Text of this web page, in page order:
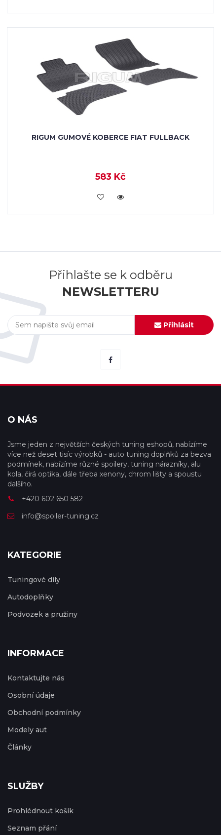
RIGUM GUMOVÉ KOBERCE FIAT FULLBACK
583 Kč
KOUPIT
Přihlašte se k odběru
NEWSLETTERU
Přihlásit
O NÁS
Jsme jeden z největších českých tuning eshopů, nabízíme
více než deset tisíc výrobků - auto tuning doplňků za bezva
podmínek, nabízíme různé spoilery, tuning nárazníky, alu
kola, čirá optika, dále třeba xenony, chrom lišty a spoustu
dalšího.
+420 602 650 582
info@spoiler-tuning.cz
KATEGORIE
Tuningové díly
Autodoplňky
Podvozek a pružiny
INFORMACE
Kontaktujte nás
Osobní údaje
Obchodní podmínky
Modely aut
Články
SLUŽBY
Prohlédnout košík
Seznam přání